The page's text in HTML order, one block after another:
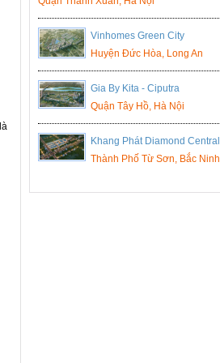
Vinhomes Green City
Huyện Đức Hòa, Long An
Gia By Kita - Ciputra
Quận Tây Hồ, Hà Nội
Khang Phát Diamond Central
Thành Phố Từ Sơn, Bắc Ninh